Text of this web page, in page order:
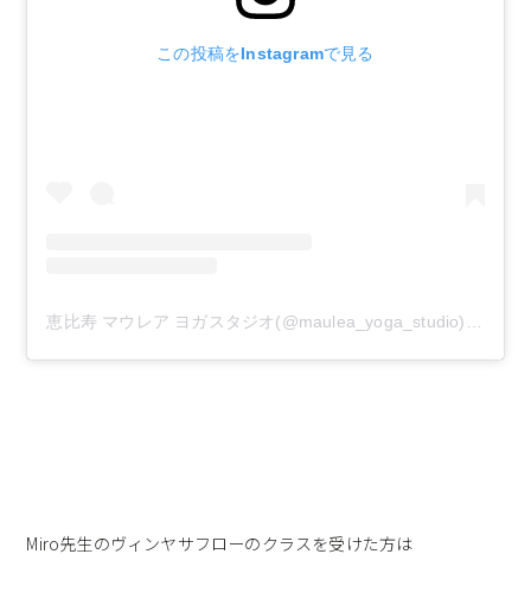
この投稿をInstagramで見る
恵比寿 マウレア ヨガスタジオ(@maulea_yoga_studio)がシェアした投稿
Miro先生のヴィンヤサフローのクラスを受けた方は